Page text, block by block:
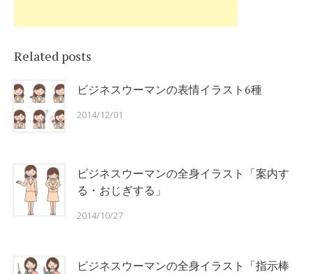
Related posts
ビジネスウーマンの表情イラスト6種
2014/12/01
ビジネスウーマンの全身イラスト「案内す
る・おじぎする」
2014/10/27
ビジネスウーマンの全身イラスト「指示棒